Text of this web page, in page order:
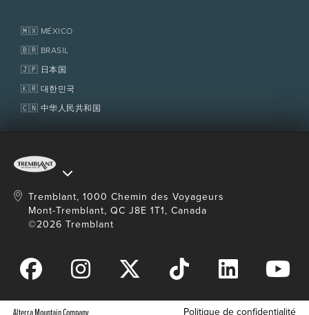
Services aux propriétaires
Fondation Tremblant
Politiques
🇲🇽 MÉXICO
🇧🇷 BRASIL
🇯🇵 日本国
🇰🇷 대한민국
🇨🇳 中华人民共和国
Tremblant, 1000 Chemin des Voyageurs
Mont-Tremblant, QC J8E 1T1, Canada
©2026 Tremblant
Alterra Mountain Company Politique de confidentialité